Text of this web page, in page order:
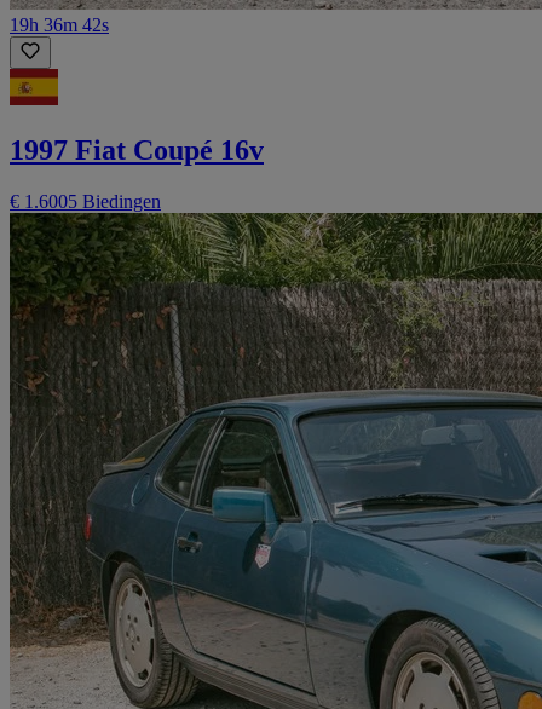
19h 36m 42s
1997 Fiat Coupé 16v
€ 1.6005 Biedingen